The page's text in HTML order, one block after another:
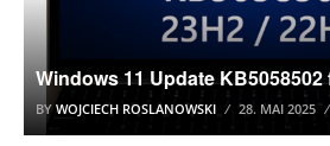
Windows 11 Update KB5058502
BY WOJCIECH ROSLANOWSKI 28. MAI 2025